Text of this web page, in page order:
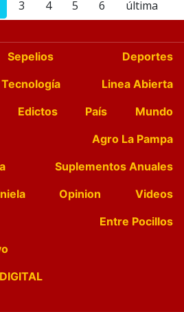
3 4 5 6 última
Sepelios
Deportes
Tecnología
Linea Abierta
Edictos País
Mundo
Agro La Pampa
Suplementos Anuales
Opinion
Videos
Entre Pocillos